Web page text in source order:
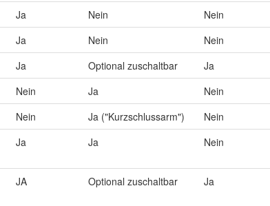
Ja Nein Nein
Ja Nein Nein
Ja Optional zuschaltbar Ja
Nein Ja Nein
Nein Ja ("Kurzschlussarm") Nein
Ja Ja Nein
JA Optional zuschaltbar Ja